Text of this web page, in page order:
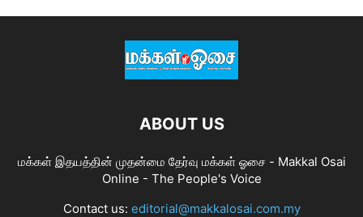
ABOUT US
மக்கள் இதயத்தின் முதன்மை தேர்வு மக்கள் ஓசை - Makkal Osai
Online - The People's Voice
Contact us: editorial@makkalosai.com.my